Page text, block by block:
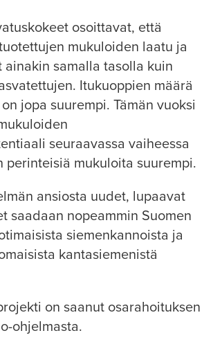
osoittavat, että
mukuloiden laatu ja
ainakin samalla tasolla kuin
Itukuoppien määrä
jopa suurempi. Tämän vuoksi
seuraavassa vaiheessa
perinteisiä mukuloita suurempi.
ansiosta uudet, lupaavat
saadaan nopeammin Suomen
siemenkannoista ja
kantasiemenistä
on saanut osarahoituksen
ohjelmasta.